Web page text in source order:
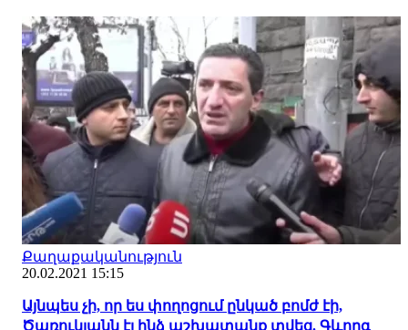
Քաղաքականություն
20.02.2021 15:15
Այնպես չի, որ ես փողոցում ընկած բոմժ էի,
Ծառուկյանն էլ ինձ աշխատանք տվեց. Գևորգ